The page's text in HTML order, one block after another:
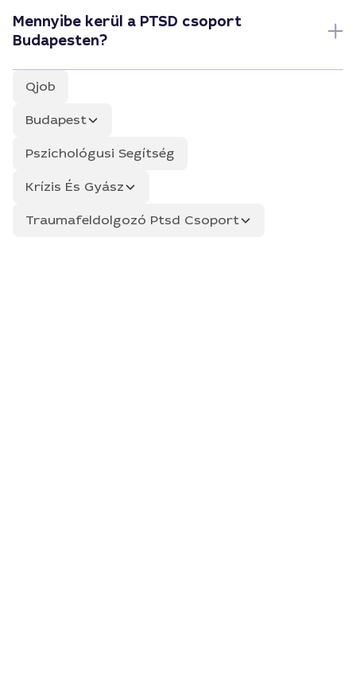
Mennyibe kerül a PTSD csoport
Budapesten?
Qjob
Budapest
Pszichológusi Segítség
Krízis És Gyász
Traumafeldolgozó Ptsd Csoport